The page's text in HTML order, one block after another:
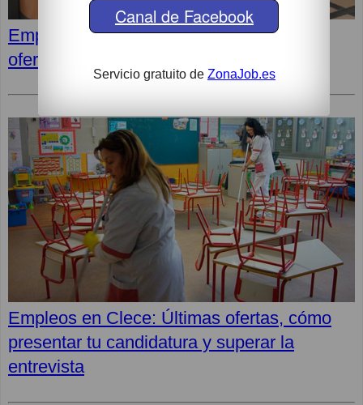
Canal de Facebook
Servicio gratuito de ZonaJob.es
Empleos para Conserjes. Buscador de
ofertas en tu ciudad
Empleos en Clece: Últimas ofertas, cómo
presentar tu candidatura y superar la
entrevista